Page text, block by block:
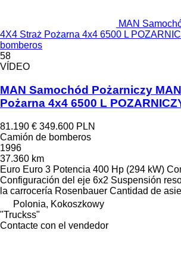
MAN
4X4 Straż Pożarna 4x4 6500 L
bomberos
58
VÍDEO
MAN Samochód Pożarniczy
Pożarna 4x4 6500 L
81.190 € 349.600 PLN
Camión de bomberos
1996
37.360 km
Euro Euro 3 Potencia 400 Hp (294 kW)
Configuración del eje 6x2 Suspensión
la carrocería Rosenbauer Cantidad de
Polonia, Kokoszkowy
"Truckss"
Contacte con el vendedor